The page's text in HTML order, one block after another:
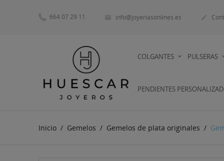
664 07 29 11 info@joyeriasonlines.es
COLGANTES PULSERAS
PENDIENTES
Inicio Gemelos Gemelos de plata originales